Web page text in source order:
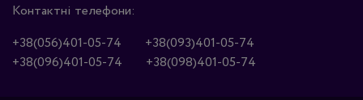
Контактні телефони:
+38(056)401-05-74
+38(093)401-05-74
+38(096)401-05-74
+38(098)401-05-74